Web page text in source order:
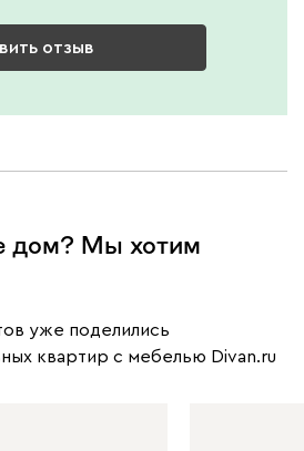
отзыв
дом? Мы хотим
уже поделились
квартир с мебелью Divan.ru